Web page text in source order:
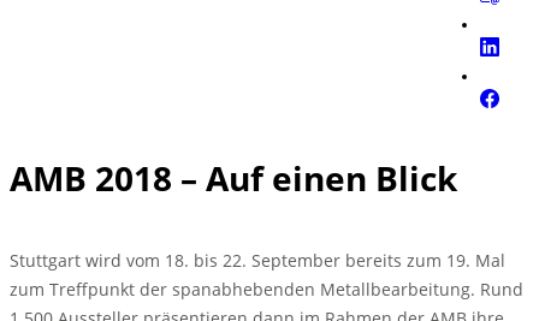
AMB 2018 – Auf einen Blick
Stuttgart wird vom 18. bis 22. September bereits zum 19. Mal
zum Treffpunkt der spanabhebenden Metallbearbeitung. Rund